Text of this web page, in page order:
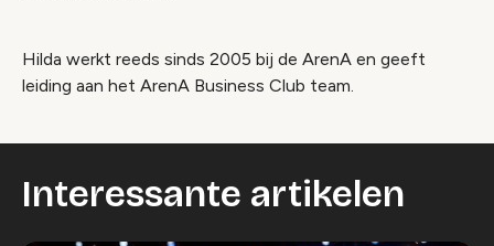
Hilda werkt reeds sinds 2005 bij de ArenA en geeft
leiding aan het ArenA Business Club team.
Interessante artikelen